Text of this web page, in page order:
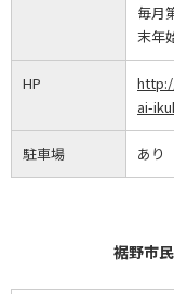
毎月
末年
HP
ai-
駐車場 あり
裾野市